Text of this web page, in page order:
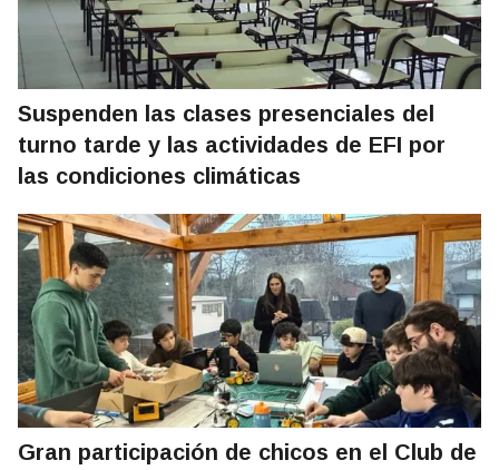
Suspenden las clases presenciales del
turno tarde y las actividades de EFI por
las condiciones climáticas
Gran participación de chicos en el Club de